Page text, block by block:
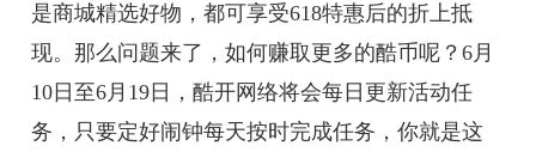
是商城精选好物，都可享受618特惠后的折上抵
现。那么问题来了，如何赚取更多的酷币呢？6月
10日至6月19日，酷开网络将会每日更新活动任
务，只要定好闹钟每天按时完成任务，你就是这